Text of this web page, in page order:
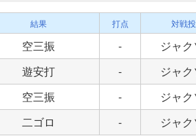
結果 打点 対戦
空三振 -
ジャ
遊安打 -
ジャ
空三振 -
ジャ
二ゴロ - ジャ